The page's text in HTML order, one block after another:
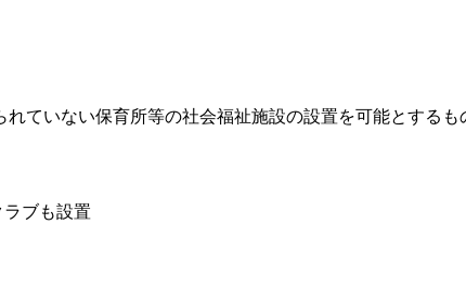
ていない保育所等の社会福祉施設の設置を可能とする
ブも設置